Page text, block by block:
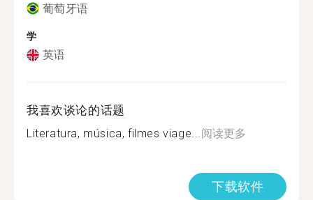
葡萄牙语
学
英语
我喜欢谈论的话题
Literatura, música, filmes viage...阅读更多
下载软件